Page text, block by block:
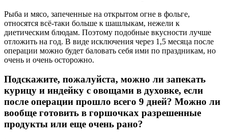
Рыба и мясо, запеченные на открытом огне в фольге,
относятся всё-таки больше к шашлыкам, нежели к
диетическим блюдам. Поэтому подобные вкусности лучше
отложить на год. В виде исключения через 1,5 месяца после
операции можно будет баловать себя ими по праздникам, но
очень и очень осторожно.
Подскажите, пожалуйста, можно ли запекать
курицу и индейку с овощами в духовке, если
после операции прошло всего 9 дней? Можно ли
вообще готовить в горшочках разрешенные
продукты или еще очень рано?